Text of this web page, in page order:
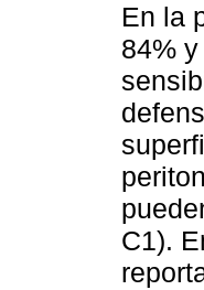
En la
84%
C1).